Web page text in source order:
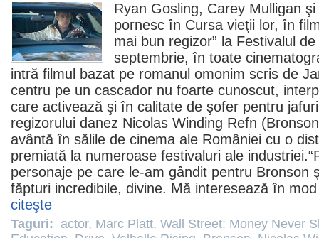
Ryan Gosling, Carey Mulligan şi
pornesc în Cursa vieţii lor, în
mai bun regizor” la Festivalul de
septembrie, în toate
intră filmul bazat pe romanul omonim scris de
centru pe un cascador nu foarte cunoscut,
care activează şi în calitate de şofer pentru
regizorului danez Nicolas Winding Refn (Bronson
avântă în sălile de cinema ale României cu o
premiată la numeroase festivaluri ale
personaje pe care le-am gândit pentru Bronson
făpturi incredibile, divine. Mă interesează în
citeşte
Taguri: actor, Marc Platt, Wall Street: Money Never